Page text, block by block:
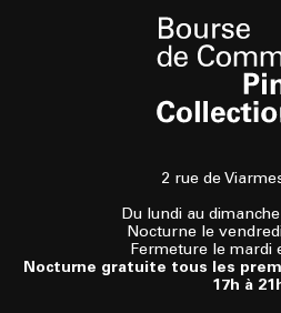
2 rue de
Du lundi au
Nocturne le
Fermeture le mardi
Nocturne gratuite tous les
17h à